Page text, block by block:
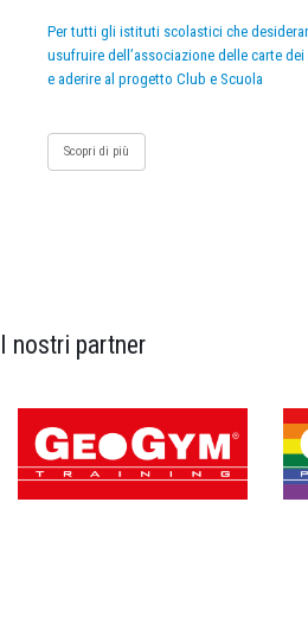
Per tutti gli istituti scolastici che
usufruire dell’associazione delle carte
e aderire al progetto Club e Scuola
Scopri di più
I nostri partner